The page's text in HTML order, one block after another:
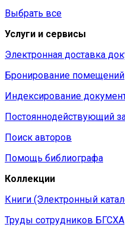
Выбрать все
Услуги и сервисы
Электронная доставка
Бронирование помещений
Индексирование
Постояннодействующий
Поиск авторов
Помощь библиографа
Коллекции
Книги (Электронный
Труды сотрудников БГСХА